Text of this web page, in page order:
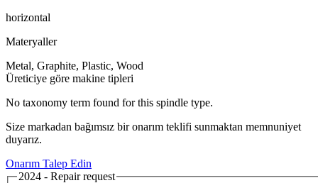
horizontal
Materyaller
Metal, Graphite, Plastic, Wood
Üreticiye göre makine tipleri
No taxonomy term found for this spindle type.
Size markadan bağımsız bir onarım teklifi sunmaktan memnuniyet
duyarız.
Onarım Talep Edin
2024 - Repair request